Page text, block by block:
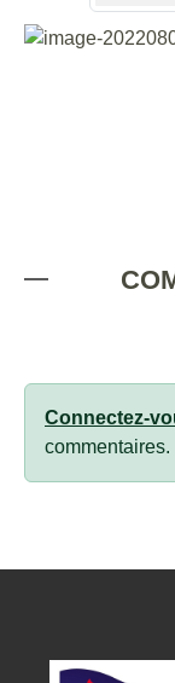
Connectez-
commentaires.